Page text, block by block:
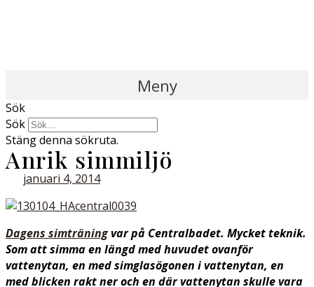
Meny
Sök
Sök
Stäng denna sökruta.
Anrik simmiljö
januari 4, 2014
Dagens simträningvar på Centralbadet. Mycket teknik.
Som att simma en längd med huvudet ovanför
vattenytan, en med simglasögonen i vattenytan, en
med blicken rakt ner och en där vattenytan skulle vara